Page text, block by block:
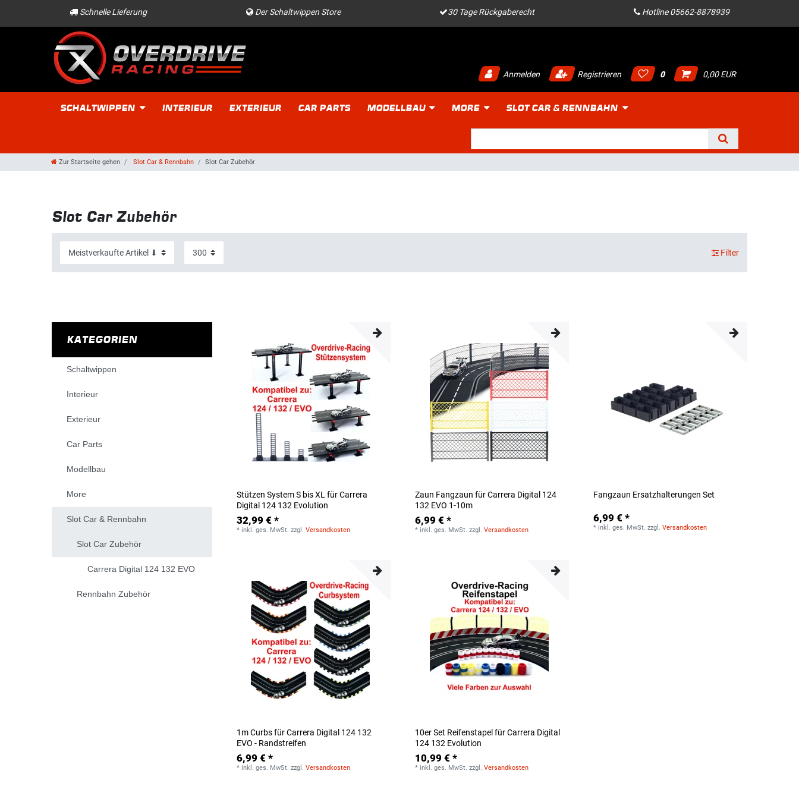
Schnelle Lieferung Der Schaltwippen Store 30 Tage Rückgaberecht Hotline 05662-8878939
Anmelden Registrieren 0 0,00 EUR
SCHALTWIPPEN INTERIEUR EXTERIEUR CAR PARTS MODELLBAU MORE SLOT CAR & RENNBAHN
Zur Startseite gehen Slot Car & Rennbahn Slot Car Zubehör
Slot Car Zubehör
Filter
KATEGORIEN
Schaltwippen
Interieur
Exterieur
Car Parts
Modellbau
More
Slot Car & Rennbahn
Slot Car Zubehör
Carrera Digital 124 132 EVO
Rennbahn Zubehör
Stützen System S bis XL für Carrera
Digital 124 132 Evolution
32,99 € *
* inkl. ges. MwSt. zzgl.Versandkosten
Zaun Fangzaun für Carrera Digital 124
132 EVO 1-10m
6,99 € *
* inkl. ges. MwSt. zzgl.Versandkosten
Fangzaun Ersatzhalterungen Set
6,99 € *
* inkl. ges. MwSt. zzgl.Versandkosten
1m Curbs für Carrera Digital 124 132
EVO - Randstreifen
6,99 € *
* inkl. ges. MwSt. zzgl.Versandkosten
10er Set Reifenstapel für Carrera Digital
124 132 Evolution
10,99 € *
* inkl. ges. MwSt. zzgl.Versandkosten